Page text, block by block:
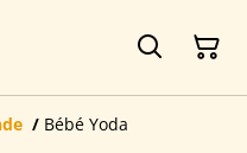
/ Bébé Yoda